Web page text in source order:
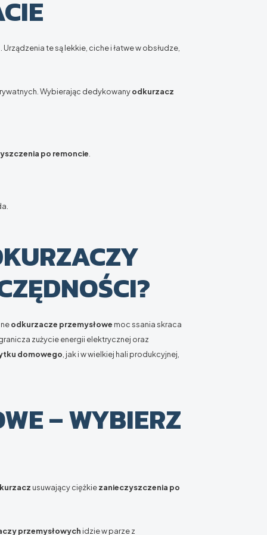
. Urządzenia te są lekkie, ciche i łatwe w obsłudze,
Wybierając dedykowanyodkurzacz
po remoncie
odkurzacze przemysłowe moc ssania skraca
zużycie energii elektrycznej oraz
domowego , jak i w wielkiej hali produkcyjnej,
– WYBIERZ
usuwający ciężkiezanieczyszczenia po
przemysłowych idzie w parze z